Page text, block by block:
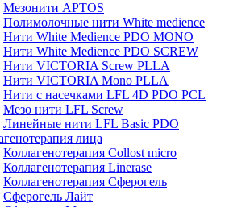
Мезонити APTOS
Полимолочные нити White medience
Нити White Medience PDO MONO
Нити White Medience PDO SCREW
Нити VICTORIA Screw PLLA
Нити VICTORIA Mono PLLA
Нити с насечками LFL 4D PDO PCL
Мезо нити LFL Screw
Линейные нити LFL Basic PDO
лица
Коллагенотерапия Collost micro
Коллагенотерапия Linerase
Коллагенотерапия Сферогель
Сферогель Лайт